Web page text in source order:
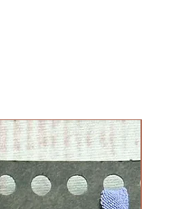
したら、ご遠慮なく私マイクまでご連絡くだ
さいませ。
Line: fushiginakata
Tel： 080-2470-8191